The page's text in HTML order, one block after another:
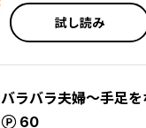
試し読み
バラバラ夫婦～手足
60